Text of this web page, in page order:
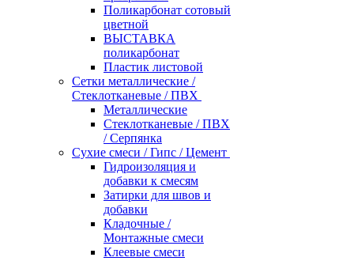
Поликарбонат сотовый
цветной
ВЫСТАВКА
поликарбонат
Пластик листовой
Сетки металлические /
Стеклотканевые / ПВХ
Металлические
Стеклотканевые / ПВХ
/ Серпянка
Сухие смеси / Гипс / Цемент
Гидроизоляция и
добавки к смесям
Затирки для швов и
добавки
Кладочные /
Монтажные смеси
Клеевые смеси